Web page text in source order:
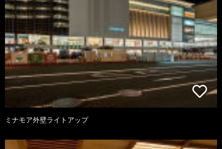
ミナモア外壁ライトアップ